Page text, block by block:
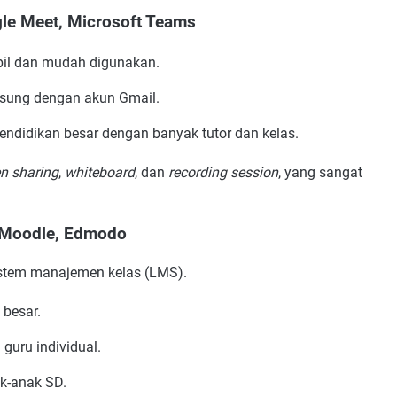
Meet, Microsoft Teams
dan mudah digunakan.
dengan akun Gmail.
besar dengan banyak tutor dan kelas.
sharing, whiteboard, dan recording session, yang sangat
Edmodo
manajemen kelas (LMS).
individual.
anak SD.